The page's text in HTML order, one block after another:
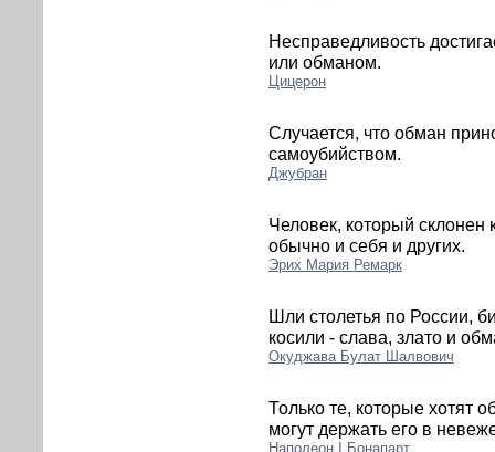
Несправедливость
или обманом.
Цицерон
Случается, что обман
самоубийством.
Джубран
Человек, который
обычно и себя и других.
Эрих Мария Ремарк
Шли столетья по России,
косили - слава, злато и
Окуджава Булат Шалвович
Только те, которые хотят
могут держать его в
Наполеон I Бонапарт